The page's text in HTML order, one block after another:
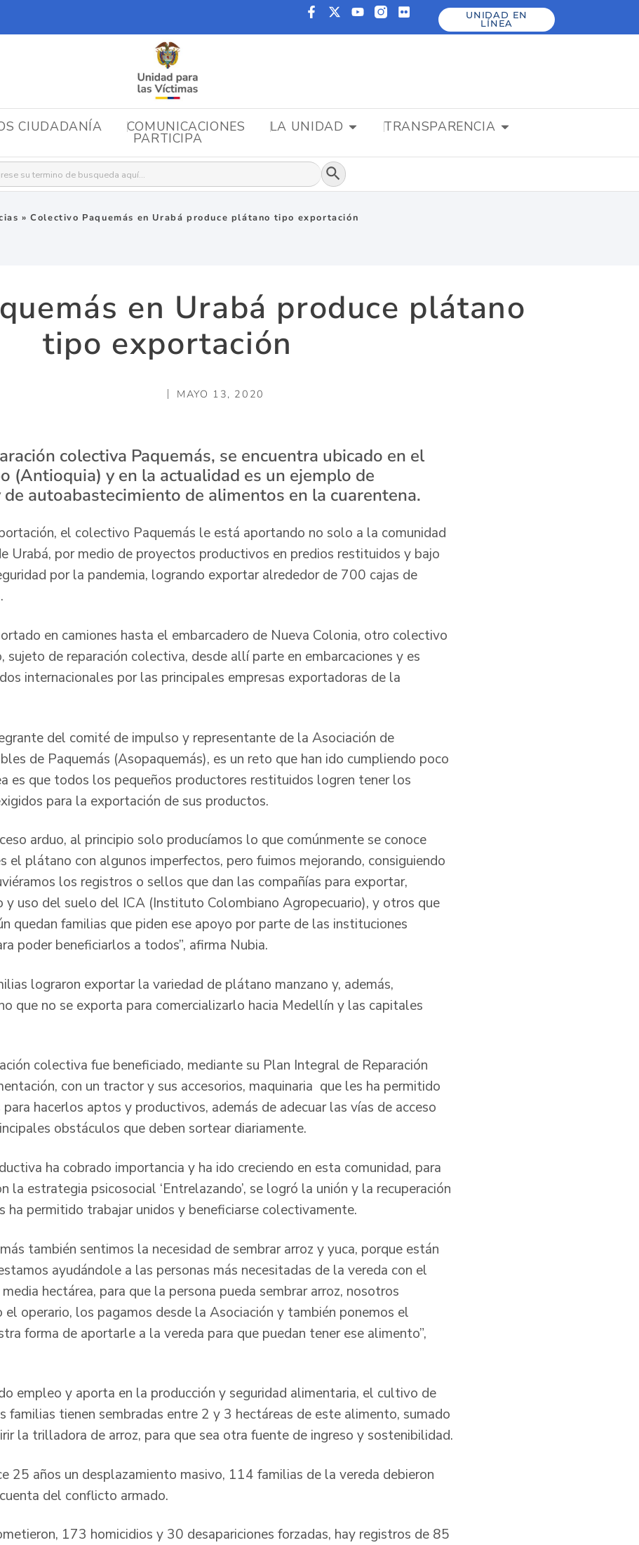
UNIDAD EN
LÍNEA
CIUDADANÍA COMUNICACIONES LA UNIDAD TRANSPARENCIA
PARTICIPA
Botón de búsqueda
»Colectivo Paquemás en Urabá produce plátano tipo exportación
en Urabá produce plátano
tipo exportación
MAYO 13, 2020
colectiva Paquemás, se encuentra ubicado en el
(Antioquia) y en la actualidad es un ejemplo de
autoabastecimiento de alimentos en la cuarentena.
el colectivo Paquemás le está aportando no solo a la comunidad
Urabá, por medio de proyectos productivos en predios restituidos y bajo
por la pandemia, logrando exportar alrededor de 700 cajas de
en camiones hasta el embarcadero de Nueva Colonia, otro colectivo
de reparación colectiva, desde allí parte en embarcaciones y es
internacionales por las principales empresas exportadoras de la
del comité de impulso y representante de la Asociación de
de Paquemás (Asopaquemás), es un reto que han ido cumpliendo poco
es que todos los pequeños productores restituidos logren tener los
para la exportación de sus productos.
arduo, al principio solo producíamos lo que comúnmente se conoce
el plátano con algunos imperfectos, pero fuimos mejorando, consiguiendo
los registros o sellos que dan las compañías para exportar,
y uso del suelo del ICA (Instituto Colombiano Agropecuario), y otros que
quedan familias que piden ese apoyo por parte de las instituciones
poder beneficiarlos a todos”, afirma Nubia.
lograron exportar la variedad de plátano manzano y, además,
que no se exporta para comercializarlo hacia Medellín y las capitales
colectiva fue beneficiado, mediante su Plan Integral de Reparación
con un tractor y sus accesorios, maquinaria que les ha permitido
hacerlos aptos y productivos, además de adecuar las vías de acceso
obstáculos que deben sortear diariamente.
ha cobrado importancia y ha ido creciendo en esta comunidad, para
la estrategia psicosocial ‘Entrelazando’, se logró la unión y la recuperación
ha permitido trabajar unidos y beneficiarse colectivamente.
también sentimos la necesidad de sembrar arroz y yuca, porque están
ayudándole a las personas más necesitadas de la vereda con el
hectárea, para que la persona pueda sembrar arroz, nosotros
operario, los pagamos desde la Asociación y también ponemos el
forma de aportarle a la vereda para que puedan tener ese alimento”,
empleo y aporta en la producción y seguridad alimentaria, el cultivo de
familias tienen sembradas entre 2 y 3 hectáreas de este alimento, sumado
la trilladora de arroz, para que sea otra fuente de ingreso y sostenibilidad.
25 años un desplazamiento masivo, 114 familias de la vereda debieron
del conflicto armado.
173 homicidios y 30 desapariciones forzadas, hay registros de 85